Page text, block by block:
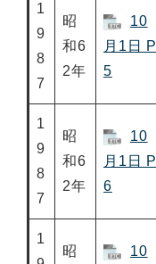
1
9
8
7
昭
和6
2年
10
月1日 P
5
1
9
8
7
昭
和6
2年
10
月1日 P
6
1
昭
10